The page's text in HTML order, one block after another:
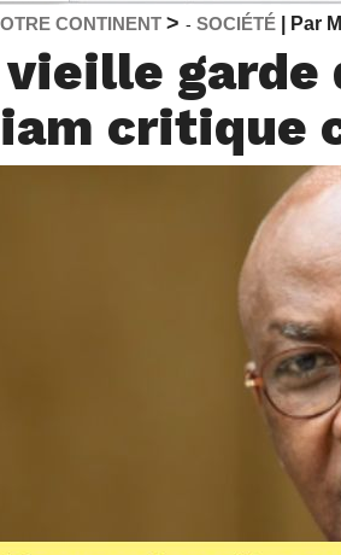
CONTINENT > - SOCIÉTÉ | Par
vieille garde
critique